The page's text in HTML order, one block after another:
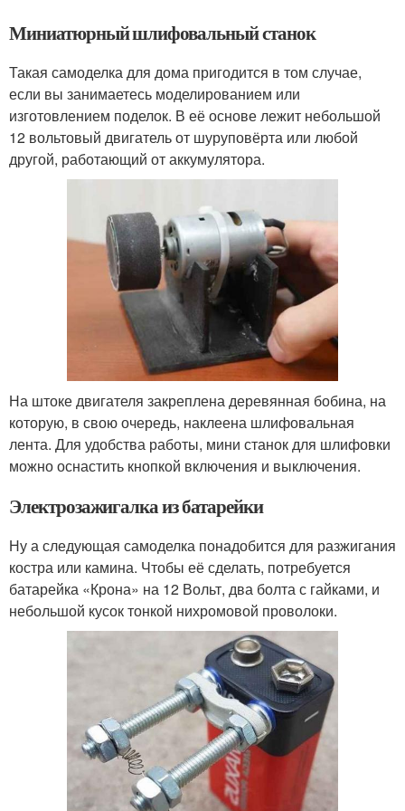
Миниатюрный шлифовальный станок
Такая самоделка для дома пригодится в том случае,
если вы занимаетесь моделированием или
изготовлением поделок. В её основе лежит небольшой
12 вольтовый двигатель от шуруповёрта или любой
другой, работающий от аккумулятора.
На штоке двигателя закреплена деревянная бобина, на
которую, в свою очередь, наклеена шлифовальная
лента. Для удобства работы, мини станок для шлифовки
можно оснастить кнопкой включения и выключения.
Электрозажигалка из батарейки
Ну а следующая самоделка понадобится для разжигания
костра или камина. Чтобы её сделать, потребуется
батарейка «Крона» на 12 Вольт, два болта с гайками, и
небольшой кусок тонкой нихромовой проволоки.